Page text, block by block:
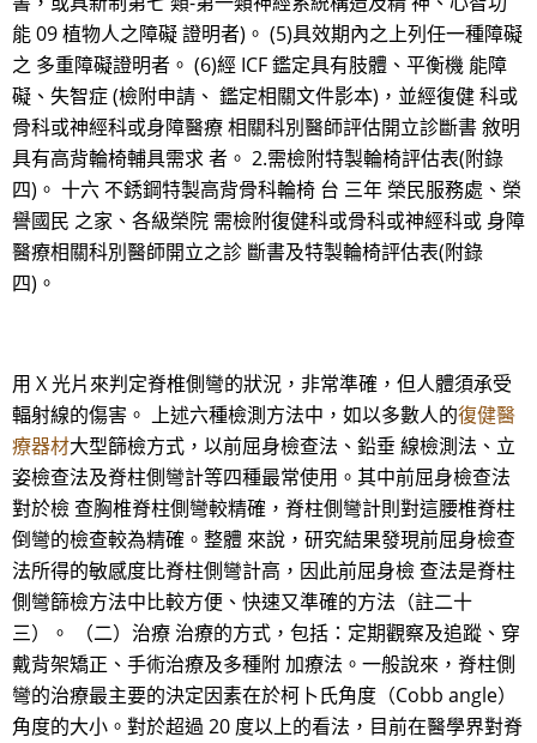
能 09 植物人之障礙 證明者)。 (5)具效期內之上列任一種障礙
之 多重障礙證明者。 (6)經 ICF 鑑定具有肢體、平衡機 能障
礙、失智症 (檢附申請、 鑑定相關文件影本)，並經復健 科或
骨科或神經科或身障醫療 相關科別醫師評估開立診斷書 敘明
具有高背輪椅輔具需求 者。 2.需檢附特製輪椅評估表(附錄
四)。 十六 不銹鋼特製高背骨科輪椅 台 三年 榮民服務處、榮
譽國民 之家、各級榮院 需檢附復健科或骨科或神經科或 身障
醫療相關科別醫師開立之診 斷書及特製輪椅評估表(附錄
四)。
用 X 光片來判定脊椎側彎的狀況，非常準確，但人體須承受
輻射線的傷害。 上述六種檢測方法中，如以多數人的復健醫
療器材大型篩檢方式，以前屈身檢查法、鉛垂 線檢測法、立
姿檢查法及脊柱側彎計等四種最常使用。其中前屈身檢查法
對於檢 查胸椎脊柱側彎較精確，脊柱側彎計則對這腰椎脊柱
倒彎的檢查較為精確。整體 來說，研究結果發現前屈身檢查
法所得的敏感度比脊柱側彎計高，因此前屈身檢 查法是脊柱
側彎篩檢方法中比較方便、快速又準確的方法（註二十
三）。 （二）治療 治療的方式，包括：定期觀察及追蹤、穿
戴背架矯正、手術治療及多種附 加療法。一般說來，脊柱側
彎的治療最主要的決定因素在於柯卜氏角度（Cobb angle）
角度的大小。對於超過 20 度以上的看法，目前在醫學界對脊